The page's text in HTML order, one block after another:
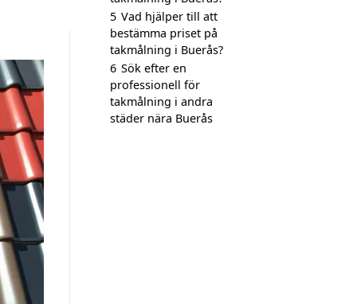
5 Vad hjälper till att
bestämma priset på
takmålning i Buerås?
6 Sök efter en
professionell för
takmålning i andra
städer nära Buerås